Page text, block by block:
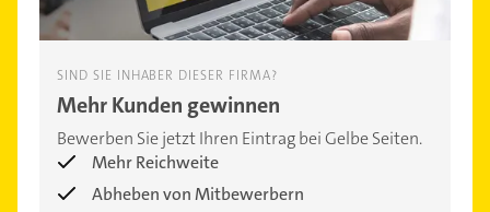
SIND SIE INHABER DIESER FIRMA?
Mehr Kunden gewinnen
Bewerben Sie jetzt Ihren Eintrag bei Gelbe Seiten.
Mehr Reichweite
Abheben von Mitbewerbern